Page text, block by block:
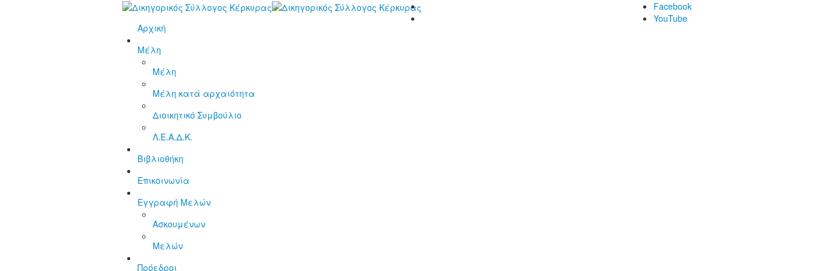
Facebook
YouTube
Αρχική
Μέλη
Μέλη
Μέλη κατά αρχαιότητα
Διοικητικό Συμβούλιο
Λ.Ε.Α.Δ.Κ.
Βιβλιοθήκη
Επικοινωνία
Εγγραφή Μελών
Ασκουμένων
Μελών
Πρόεδροι